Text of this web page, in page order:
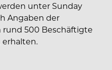
unter Sunday
Angaben der
rund 500 Beschäftigte